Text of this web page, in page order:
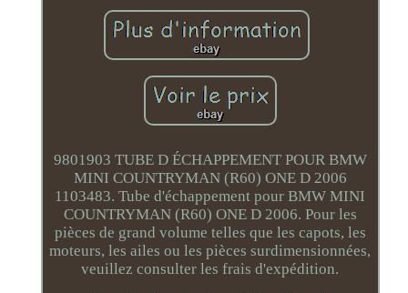
9801903 TUBE D ÉCHAPPEMENT POUR BMW
MINI COUNTRYMAN (R60) ONE D 2006
1103483. Tube d'échappement pour BMW MINI
COUNTRYMAN (R60) ONE D 2006. Pour les
pièces de grand volume telles que les capots, les
moteurs, les ailes ou les pièces surdimensionnées,
veuillez consulter les frais d'expédition.